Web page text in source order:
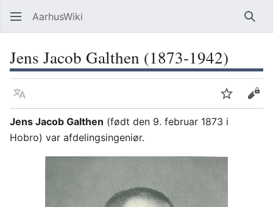
AarhusWiki Søg
Jens Jacob Galthen (1873-1942)
Sprog OvervågVis
Jens Jacob Galthen (født den 9. februar 1873 i
Hobro) var afdelingsingeniør.